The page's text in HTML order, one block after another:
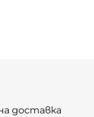
доставка